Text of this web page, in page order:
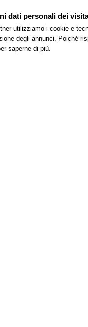
dati personali dei
utilizziamo i cookie e
degli annunci. Poiché
saperne di più.